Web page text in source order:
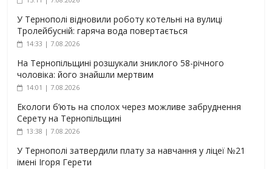
У Тернополі відновили роботу котельні на вулиці
Тролейбусній: гаряча вода повертається
14:33 | 7.08.2026
На Тернопільщині розшукали зниклого 58-річного
чоловіка: його знайшли мертвим
14:01 | 7.08.2026
Екологи б’ють на сполох через можливе забруднення
Серету на Тернопільщині
13:38 | 7.08.2026
У Тернополі затвердили плату за навчання у ліцеї №21
імені Ігоря Герети